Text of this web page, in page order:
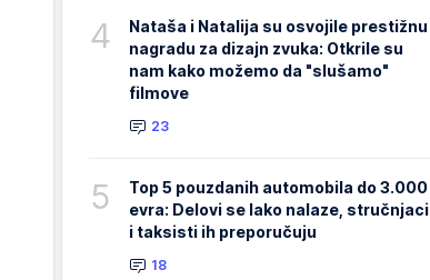
4
Nataša i Natalija su osvojile prestižnu
nagradu za dizajn zvuka: Otkrile su
nam kako možemo da "slušamo"
filmove
23
5
Top 5 pouzdanih automobila do 3.000
evra: Delovi se lako nalaze, stručnjaci
i taksisti ih preporučuju
18